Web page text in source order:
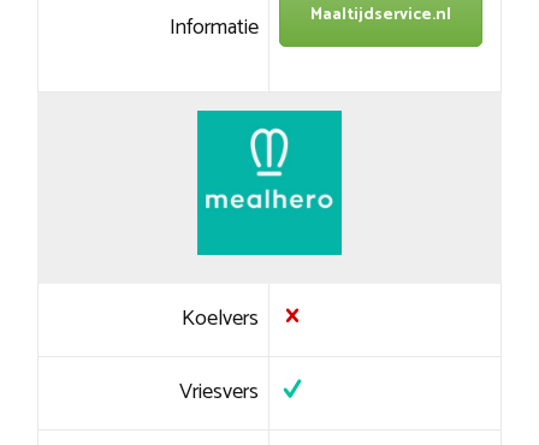
Informatie Maaltijdservice.nl
Koelvers
Vriesvers